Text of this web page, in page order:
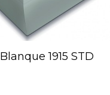
Blanque 1915 STD